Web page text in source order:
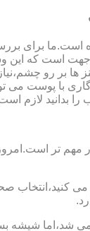
برای
است که این
لنز ها بر رو
با پوست می
بدانید لازم
مهم تر
کنید،انتخاب